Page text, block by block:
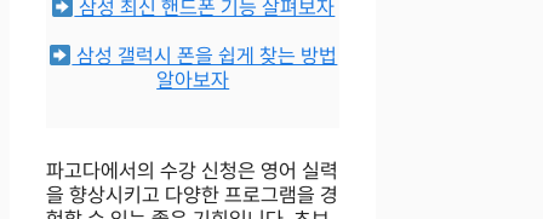
삼성 최신 핸드폰 기능 살펴보자
삼성 갤럭시 폰을 쉽게 찾는 방법
알아보자
파고다에서의 수강 신청은 영어 실력
을 향상시키고 다양한 프로그램을 경